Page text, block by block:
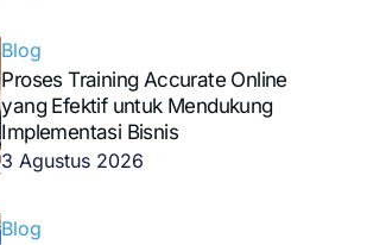
Blog
Proses Training Accurate Online
yang Efektif untuk Mendukung
Implementasi Bisnis
3 Agustus 2026
Blog